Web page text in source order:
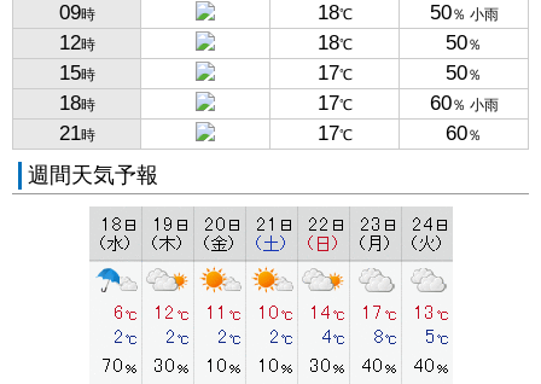
09時 18℃ 50％ 小雨
12時 18℃ 50％
15時 17℃ 50％
18時 17℃ 60％ 小雨
21時 17℃ 60％
週間天気予報